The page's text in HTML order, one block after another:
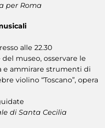
per Roma
alle 22.30
museo, osservare le
e ammirare strumenti di
violino “Toscano”, opera
di Santa Cecilia